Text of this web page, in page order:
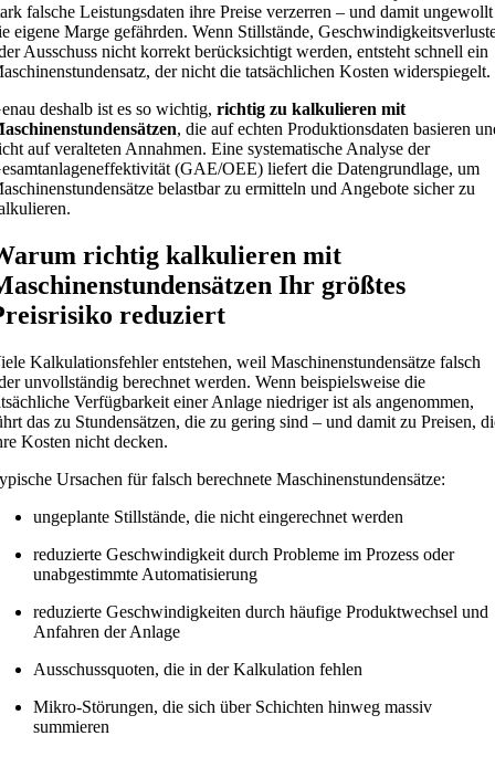
falsche Leistungsdaten ihre Preise verzerren – und damit ungewollt
eigene Marge gefährden. Wenn Stillstände,
Ausschuss nicht korrekt berücksichtigt werden, entsteht schnell ein
der nicht die tatsächlichen Kosten widerspiegelt.
deshalb ist es so wichtig,richtig zu kalkulieren mit
, die auf echten Produktionsdaten basieren
auf veralteten Annahmen. Eine systematische Analyse der
(GAE/OEE) liefert die Datengrundlage, um
belastbar zu ermitteln und Angebote sicher zu
richtig kalkulieren mit
Ihr größtes
reduziert
Kalkulationsfehler entstehen, weil Maschinenstundensätze falsch
unvollständig berechnet werden. Wenn beispielsweise die
Verfügbarkeit einer Anlage niedriger ist als angenommen,
das zu Stundensätzen, die zu gering sind – und damit zu Preisen,
Kosten nicht decken.
Ursachen für falsch berechnete Maschinenstundensätze:
ungeplante Stillstände, die nicht eingerechnet werden
reduzierte Geschwindigkeit durch Probleme im Prozess oder
unabgestimmte Automatisierung
reduzierte Geschwindigkeiten durch häufige Produktwechsel und
Anfahren der Anlage
Ausschussquoten, die in der Kalkulation fehlen
Mikro-Störungen, die sich über Schichten hinweg massiv
summieren